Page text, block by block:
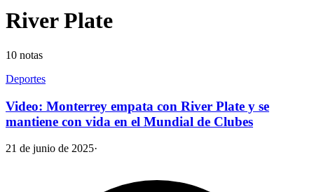
River Plate
10 notas
Deportes
Video: Monterrey empata con River Plate y se
mantiene con vida en el Mundial de Clubes
21 de junio de 2025·